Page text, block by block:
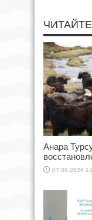
Анара
07.08.2026